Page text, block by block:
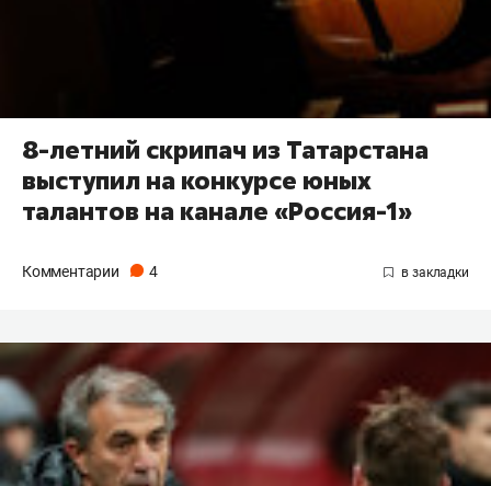
8-летний скрипач из Татарстана
выступил на конкурсе юных
талантов на канале «Россия-1»
Комментарии 4